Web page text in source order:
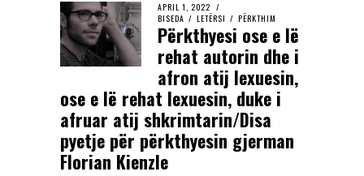
APRIL 1, 2022
BISEDA / LETËRSI / PËRKTHIM
Përkthyesi ose e lë
rehat autorin dhe i
afron atij lexuesin,
ose e lë rehat lexuesin, duke i
afruar atij shkrimtarin/Disa
pyetje për përkthyesin gjerman
Florian Kienzle